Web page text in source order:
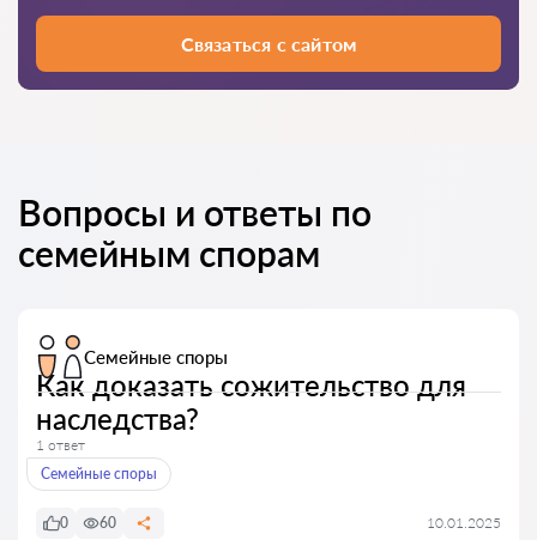
Связаться с сайтом
Вопросы и ответы по
семейным спорам
Семейные споры
Как доказать сожительство для
наследства?
1 ответ
Семейные споры
0 60 10.01.2025